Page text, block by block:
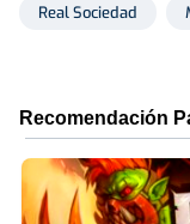
Real Sociedad